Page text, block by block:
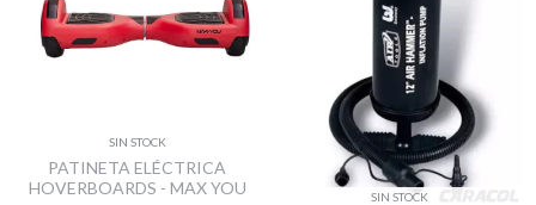
SIN STOCK
PATINETA ELÉCTRICA
HOVERBOARDS - MAX YOU
SIN STOCK